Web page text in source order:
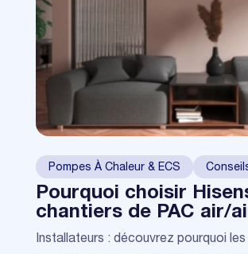
Pompes À Chaleur & ECS
Pourquoi choisir
chantiers de PAC air/
Installateurs : découvrez pourquoi les